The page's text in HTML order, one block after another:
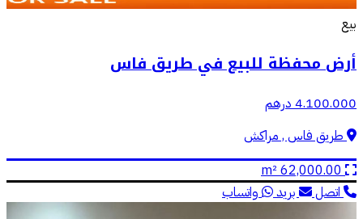
بيع
أرض محفظة للبيع في طريق فاس
4.100.000 درهم
طريق فاس , مراكش
اتصل
بريد واتساب